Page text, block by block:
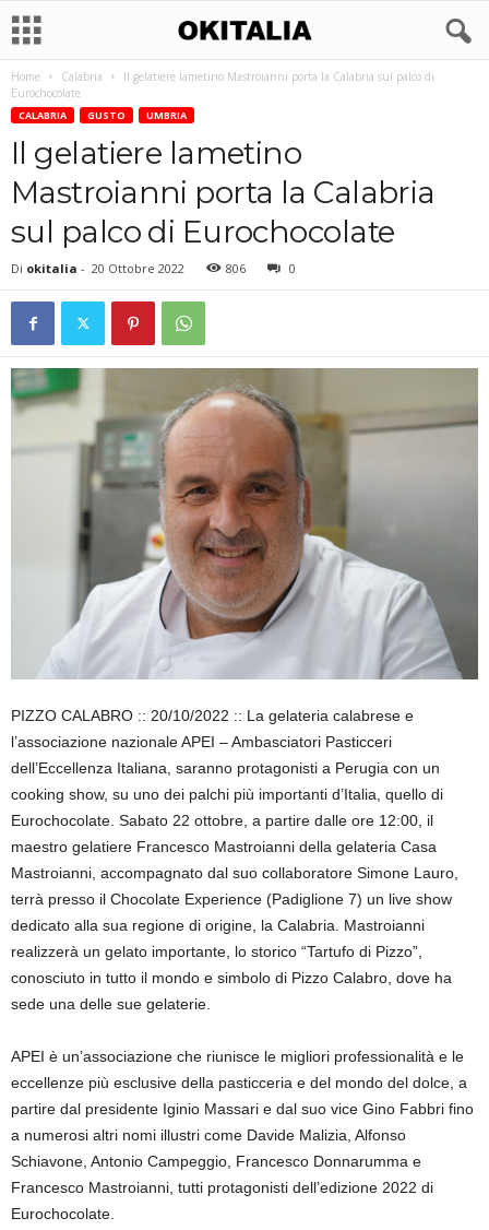
Home Calabria
Il gelatiere lametino Mastroianni porta la Calabria sul palco di
Eurochocolate
CALABRIA GUSTO UMBRIA
Il gelatiere lametino
Mastroianni porta la Calabria
sul palco di Eurochocolate
Di okitalia - 20 Ottobre 2022 806 0
PIZZO CALABRO :: 20/10/2022 :: La gelateria calabrese e
l’associazione nazionale APEI – Ambasciatori Pasticceri
dell’Eccellenza Italiana, saranno protagonisti a Perugia con un
cooking show, su uno dei palchi più importanti d’Italia, quello di
Eurochocolate. Sabato 22 ottobre, a partire dalle ore 12:00, il
maestro gelatiere Francesco Mastroianni della gelateria Casa
Mastroianni, accompagnato dal suo collaboratore Simone Lauro,
terrà presso il Chocolate Experience (Padiglione 7) un live show
dedicato alla sua regione di origine, la Calabria. Mastroianni
realizzerà un gelato importante, lo storico “Tartufo di Pizzo”,
conosciuto in tutto il mondo e simbolo di Pizzo Calabro, dove ha
sede una delle sue gelaterie.
APEI è un’associazione che riunisce le migliori professionalità e le
eccellenze più esclusive della pasticceria e del mondo del dolce, a
partire dal presidente Iginio Massari e dal suo vice Gino Fabbri fino
a numerosi altri nomi illustri come Davide Malizia, Alfonso
Schiavone, Antonio Campeggio, Francesco Donnarumma e
Francesco Mastroianni, tutti protagonisti dell’edizione 2022 di
Eurochocolate.